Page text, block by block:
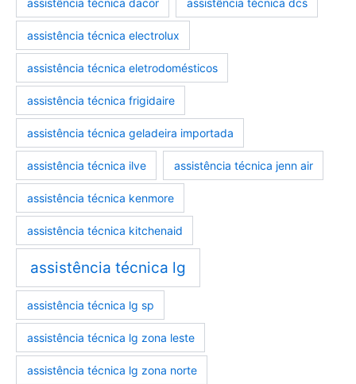
assistência técnica dacor assistência técnica dcs
assistência técnica electrolux
assistência técnica eletrodomésticos
assistência técnica frigidaire
assistência técnica geladeira importada
assistência técnica ilve assistência técnica jenn air
assistência técnica kenmore
assistência técnica kitchenaid
assistência técnica lg
assistência técnica lg sp
assistência técnica lg zona leste
assistência técnica lg zona norte